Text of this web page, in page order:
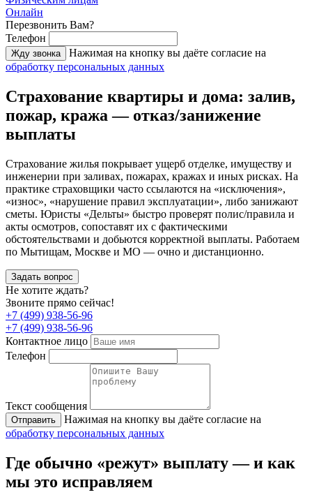
Онлайн
Перезвонить Вам?
Телефон
Жду звонка
Нажимая на кнопку вы даёте согласие на
обработку персональных данных
Страхование квартиры и дома: залив,
пожар, кража — отказ/занижение
выплаты
Страхование жилья покрывает ущерб отделке, имуществу и
инженерии при заливах, пожарах, кражах и иных рисках. На
практике страховщики часто ссылаются на «исключения»,
«износ», «нарушение правил эксплуатации», либо занижают
сметы. Юристы «Дельты» быстро проверят полис/правила и
акты осмотров, сопоставят их с фактическими
обстоятельствами и добьются корректной выплаты. Работаем
по Мытищам, Москве и МО — очно и дистанционно.
Задать вопрос
Не хотите ждать?
Звоните прямо сейчас!
+7 (499) 938-56-96
+7 (499) 938-56-96
Контактное лицо
Телефон
Текст сообщения
Отправить
Нажимая на кнопку вы даёте согласие на
обработку персональных данных
Где обычно «режут» выплату — и как
мы это исправляем